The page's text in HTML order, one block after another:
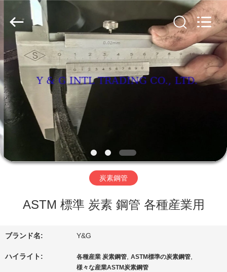
家
プ
ロ
ダ
ク
達
に
管
サ
イ
ヤ
ー.
Copyright
2018
-
carbonsteel-
tube.com.
炭素鋼管
ASTM 標準 炭素 鋼管 各種産業用
ブランド名: Y&G
ハイライト: 各種産業 炭素鋼管,ASTM標準の炭素鋼管,
様々な産業ASTM炭素鋼管